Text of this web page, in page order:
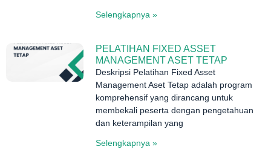
Selengkapnya »
PELATIHAN FIXED ASSET
MANAGEMENT ASET TETAP
Deskripsi Pelatihan Fixed Asset
Management Aset Tetap adalah program
komprehensif yang dirancang untuk
membekali peserta dengan pengetahuan
dan keterampilan yang
Selengkapnya »